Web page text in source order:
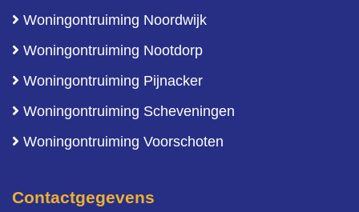
Woningontruiming Noordwijk
Woningontruiming Nootdorp
Woningontruiming Pijnacker
Woningontruiming Scheveningen
Woningontruiming Voorschoten
Contactgegevens